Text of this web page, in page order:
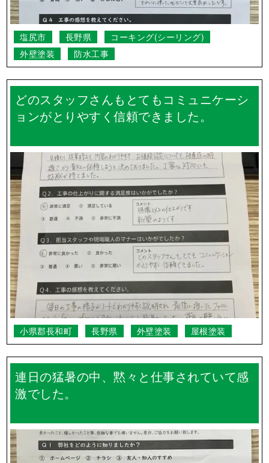
塩尻市 長野県
コーキング(シーリング)
外壁塗装
防水工事
どのスタッフさんもとてもコミュニケーシ
ョンがとりやすく信頼できました。
小県郡長和町 長野県 外壁塗装 屋根塗装
連日の猛暑の中、黙々と仕事されていて感
激でした。